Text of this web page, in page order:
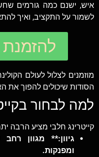
איש, ישנם כמה גורמים
לשמור על התקציב, ואיך
להזמנת
מוזמנים לצלול לעולם
הסודות שיכולים להפוך את
למה לבחור
קייטרינג חלבי מציע הרבה
גיוון:** מגוון
ומפנקות.